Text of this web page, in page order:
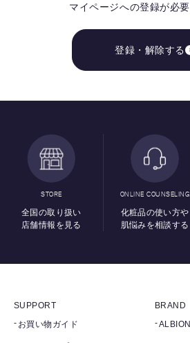
マイページへの登録が必
登録・解除する
STORE
全国の取り扱い
店舗情報を見る
ONLINE COUNSELING
化粧品の使い方や
肌悩みを相談する
SUPPORT
お買い物ガイド
BRAND
ALBION